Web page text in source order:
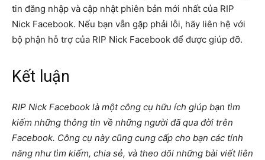
tin đăng nhập và cập nhật phiên bản mới nhất của RIP
Nick Facebook. Nếu bạn vẫn gặp phải lỗi, hãy liên hệ với
bộ phận hỗ trợ của RIP Nick Facebook để được giúp đỡ.
Kết luận
RIP Nick Facebook là một công cụ hữu ích giúp bạn tìm
kiếm những thông tin về những người đã qua đời trên
Facebook. Công cụ này cũng cung cấp cho bạn các tính
năng như tìm kiếm, chia sẻ, và theo dõi những bài viết liên